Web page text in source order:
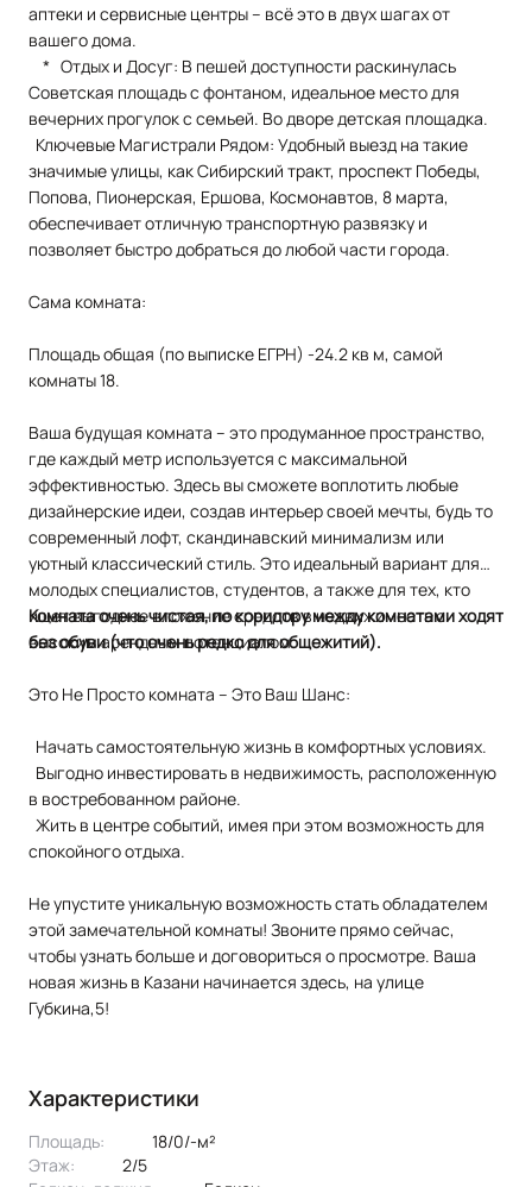
аптеки и сервисные центры – всё это в двух шагах от
вашего дома.
* Отдых и Досуг: В пешей доступности раскинулась
Советская площадь с фонтаном, идеальное место для
вечерних прогулок с семьей. Во дворе детская площадка.
Ключевые Магистрали Рядом: Удобный выезд на такие
значимые улицы, как Сибирский тракт, проспект Победы,
Попова, Пионерская, Ершова, Космонавтов, 8 марта,
обеспечивает отличную транспортную развязку и
позволяет быстро добраться до любой части города.
Сама комната:
Площадь общая (по выписке ЕГРН) -24.2 кв м, самой
комнаты 18.
Ваша будущая комната – это продуманное пространство,
где каждый метр используется с максимальной
эффективностью. Здесь вы сможете воплотить любые
дизайнерские идеи, создав интерьер своей мечты, будь то
современный лофт, скандинавский минимализм или
уютный классический стиль. Это идеальный вариант для
молодых специалистов, студентов, а также для тех, кто
ищет выгодное вложение средств в недвижимость с
высоким арендным потенциалом.
Комната очень чистая, по коридору между комнатами ходят
без обуви (что очень редко для общежитий).
Это Не Просто комната – Это Ваш Шанс:
Начать самостоятельную жизнь в комфортных условиях.
Выгодно инвестировать в недвижимость, расположенную
в востребованном районе.
Жить в центре событий, имея при этом возможность для
спокойного отдыха.
Не упустите уникальную возможность стать обладателем
этой замечательной комнаты! Звоните прямо сейчас,
чтобы узнать больше и договориться о просмотре. Ваша
новая жизнь в Казани начинается здесь, на улице
Губкина,5!
Характеристики
Площадь:
18/0/-м²
Этаж:
2/5